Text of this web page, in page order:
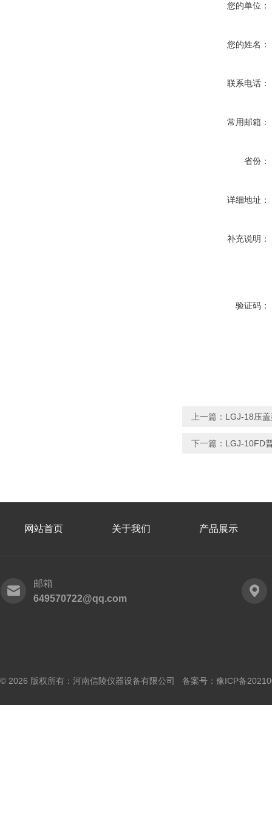
您的单位：
您的姓名：
联系电话：
常用邮箱：
省份：
详细地址：
补充说明：
验证码：
上一篇： LGJ-18压
下一篇： LGJ-10FD
网站首页 关于我们 产品展示
邮箱
649570722@qq.com
© 2026 版权所有：河南信陵仪器设备有限公司 备案号： 豫ICP备